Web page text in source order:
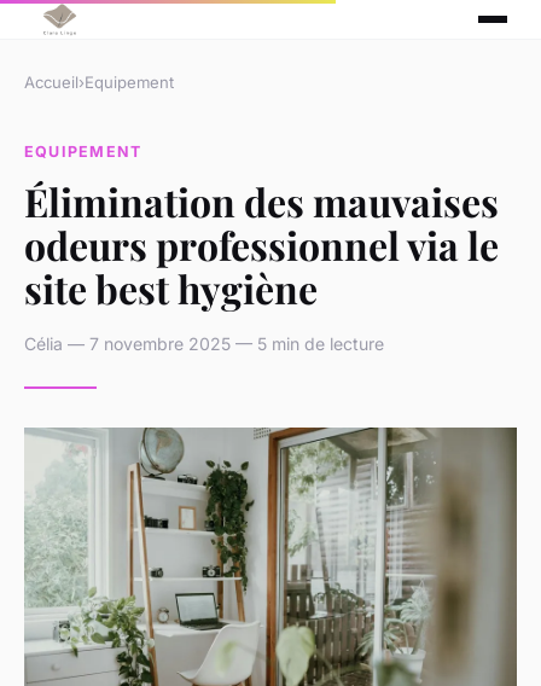
Accueil›Equipement
EQUIPEMENT
Élimination des mauvaises
odeurs professionnel via le
site best hygiène
Célia — 7 novembre 2025 — 5 min de lecture